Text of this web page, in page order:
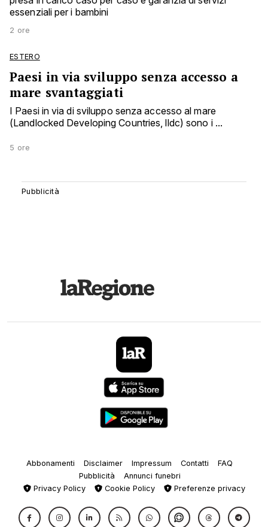
essenziali per i bambini
2 ore
ESTERO
Paesi in via sviluppo senza accesso a
mare svantaggiati
I Paesi in via di sviluppo senza accesso al mare
(Landlocked Developing Countries, lldc) sono i ...
5 ore
Abbonamenti Disclaimer Impressum Contatti
FAQ
Pubblicità
Annunci funebri
Privacy Policy
Cookie Policy Preferenze privacy